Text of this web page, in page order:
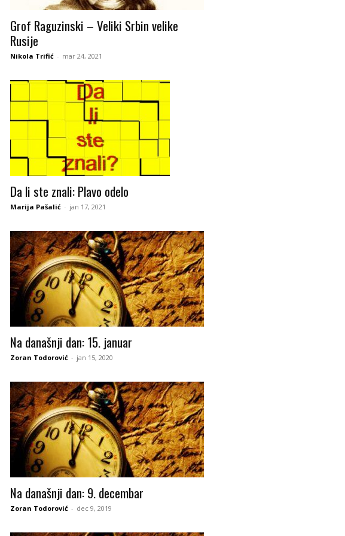
Grof Raguzinski – Veliki Srbin velike
Rusije
Nikola Trifić - mar 24, 2021
Da li ste znali: Plavo odelo
Marija Pašalić - jan 17, 2021
Na današnji dan: 15. januar
Zoran Todorović - jan 15, 2020
Na današnji dan: 9. decembar
Zoran Todorović - dec 9, 2019